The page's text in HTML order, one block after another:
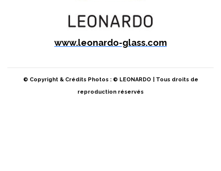
www.leonardo-glass.com
© Copyright & Crédits Photos : © LEONARDO
| Tous droits de
reproduction réservés